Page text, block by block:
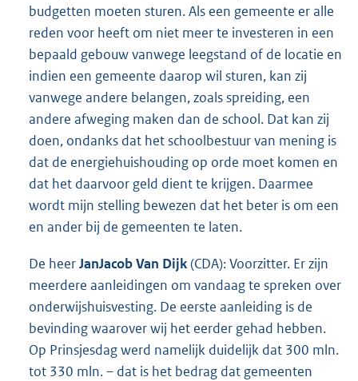
budgetten moeten sturen. Als een gemeente er alle
reden voor heeft om niet meer te investeren in een
bepaald gebouw vanwege leegstand of de locatie en
indien een gemeente daarop wil sturen, kan zij
vanwege andere belangen, zoals spreiding, een
andere afweging maken dan de school. Dat kan zij
doen, ondanks dat het schoolbestuur van mening is
dat de energiehuishouding op orde moet komen en
dat het daarvoor geld dient te krijgen. Daarmee
wordt mijn stelling bewezen dat het beter is om een
en ander bij de gemeenten te laten.
De heerJanJacob Van Dijk(CDA): Voorzitter. Er zijn
meerdere aanleidingen om vandaag te spreken over
onderwijshuisvesting. De eerste aanleiding is de
bevinding waarover wij het eerder gehad hebben.
Op Prinsjesdag werd namelijk duidelijk dat 300 mln.
tot 330 mln. – dat is het bedrag dat gemeenten